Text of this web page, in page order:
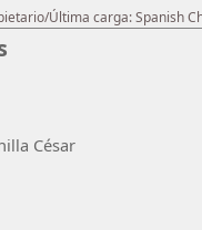
Última carga: Spanish
César